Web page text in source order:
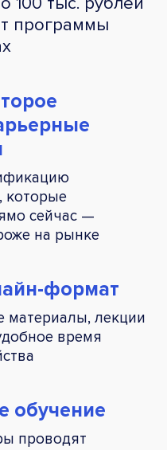
программы
которые
сейчас —
на рынке
формат
материалы, лекции
время
обучение
проводят